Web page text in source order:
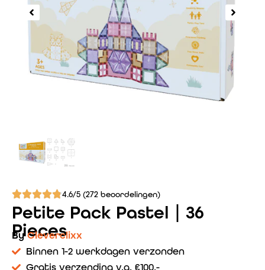
4.6/5 (272 beoordelingen)
Petite Pack Pastel | 36
Pieces
ByCleverclixx
Binnen 1-2 werkdagen verzonden
Gratis verzending v.a. €100,-